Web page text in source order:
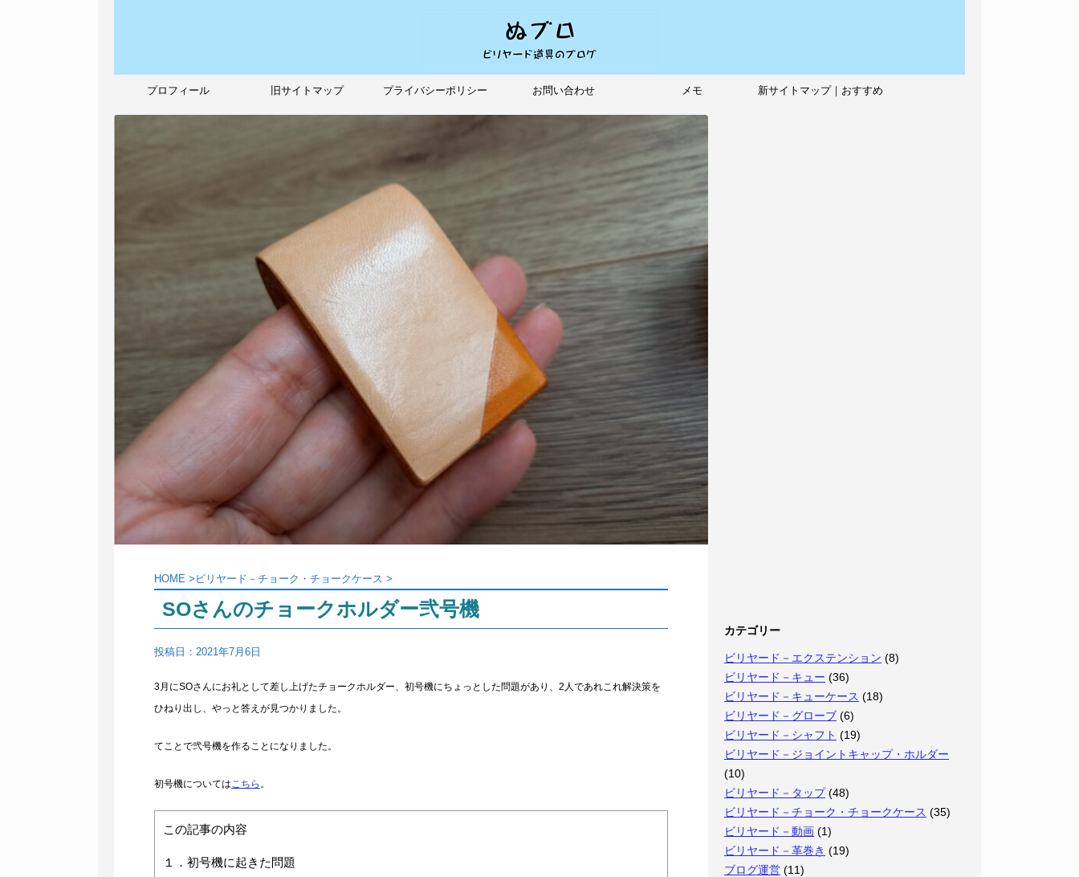
プロフィール 旧サイトマップ プライバシーポリシー お問い合わせ メモ 新サイトマップ｜おすすめ
HOME > ビリヤード－チョーク・チョークケース >
SOさんのチョークホルダー弐号機
投稿日： 2021年7月6日
3月にSOさんにお礼として差し上げたチョークホルダー、初号機にちょっとした問題があり、2人であれこれ解決策を
ひねり出し、やっと答えが見つかりました。
てことで弐号機を作ることになりました。
初号機については こちら 。
この記事の内容
１．初号機に起きた問題
カテゴリー
ビリヤード－エクステンション (8)
ビリヤード－キュー (36)
ビリヤード－キューケース (18)
ビリヤード－グローブ (6)
ビリヤード－シャフト (19)
ビリヤード－ジョイントキャップ・ホルダー
(10)
ビリヤード－タップ(48)
ビリヤード－チョーク・チョークケース (35)
ビリヤード－動画 (1)
ビリヤード－革巻き (19)
ブログ運営 (11)